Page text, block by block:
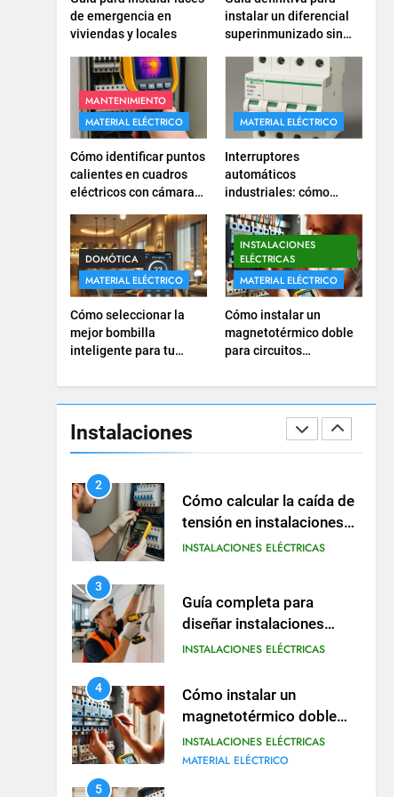
de emergencia en
viviendas y locales
instalar un diferencial
superinmunizado sin
MANTENIMIENTO
MATERIAL ELÉCTRICO
Cómo identificar puntos
calientes en cuadros
eléctricos con cámaras
MATERIAL ELÉCTRICO
Interruptores
automáticos
industriales: cómo
calibre adecuados
DOMÓTICA
MATERIAL ELÉCTRICO
Cómo seleccionar la
mejor bombilla
inteligente para tu
INSTALACIONES
ELÉCTRICAS
MATERIAL ELÉCTRICO
Cómo instalar un
magnetotérmico doble
para circuitos
Instalaciones
corriente para
electrodomésticos
empotrados
INSTALACIONES ELÉCTRICAS
16
¿Qué es el circuito C2 y
para qué se utiliza según
el REBT?
INSTALACIONES ELÉCTRICAS
17
Cómo diseñar un sistema
eléctrico para pequeños
comercios
INSTALACIONES ELÉCTRICAS
18
Cómo realizar un proyecto
de instalación eléctrica en
INSTALACIONES ELÉCTRICAS
1
Guía práctica para diseñar
instalaciones eléctricas en
oficinas
2
Cómo calcular la caída de
tensión en instalaciones
eléctricas residenciales
INSTALACIONES ELÉCTRICAS
3
Guía completa para
diseñar instalaciones
eléctricas en oficinas
INSTALACIONES ELÉCTRICAS
4
Cómo instalar un
magnetotérmico doble
para circuitos
monofásicos
INSTALACIONES ELÉCTRICAS
MATERIAL ELÉCTRICO
5